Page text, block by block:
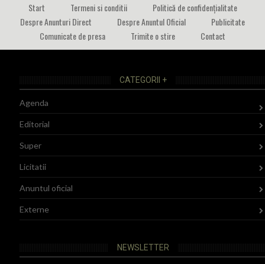
Start Termeni si conditii
Politică de confidențialitate
Despre Anunturi Direct
Despre Anuntul Oficial
Publicitate
Comunicate de presa
Trimite o stire Contact
CATEGORII +
Agenda
Editorial
Super
Licitatii
Anuntul oficial
Externe
NEWSLETTER